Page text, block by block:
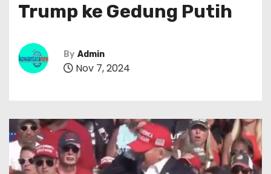
Trump ke Gedung Putih
By Admin
Nov 7, 2024